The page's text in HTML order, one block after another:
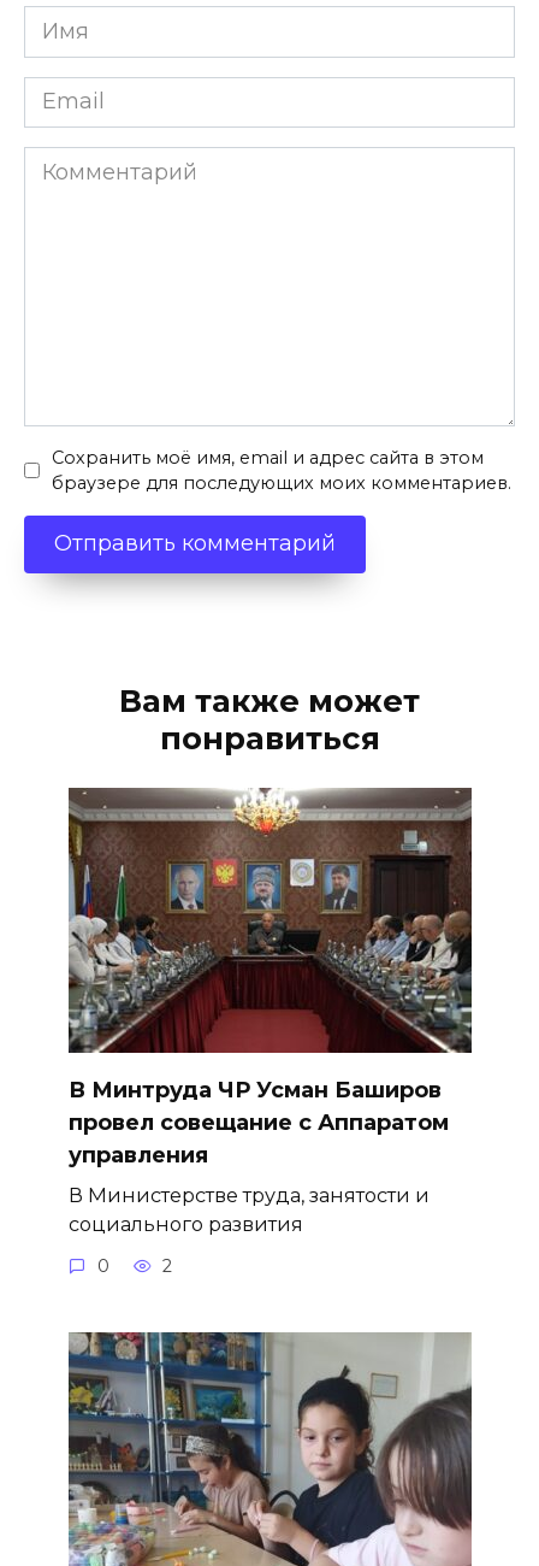
Имя
*
Email
*
Комментарий
Сохранить моё имя, email и адрес сайта в этом
браузере для последующих моих комментариев.
Вам также может
понравиться
В Минтруда ЧР Усман Баширов
провел совещание с Аппаратом
управления
В Министерстве труда, занятости и
социального развития
0 2